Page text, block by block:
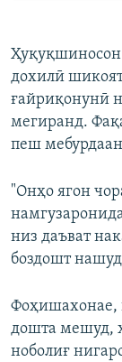
Ҳуқуқшиносон
дохилӣ
ғайриқонунӣ
мегиранд.
пеш
"Онҳо ягон
низ даъват
боздошт
Фоҳишахонае,
дошта мешуд,
ноболиғ